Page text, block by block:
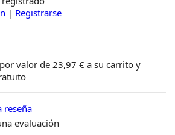
| Registrarse
valor de 23,97 € a su carrito y
reseña
evaluación